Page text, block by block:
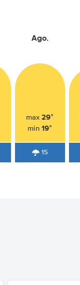
Ago.
max29°
min19°
15